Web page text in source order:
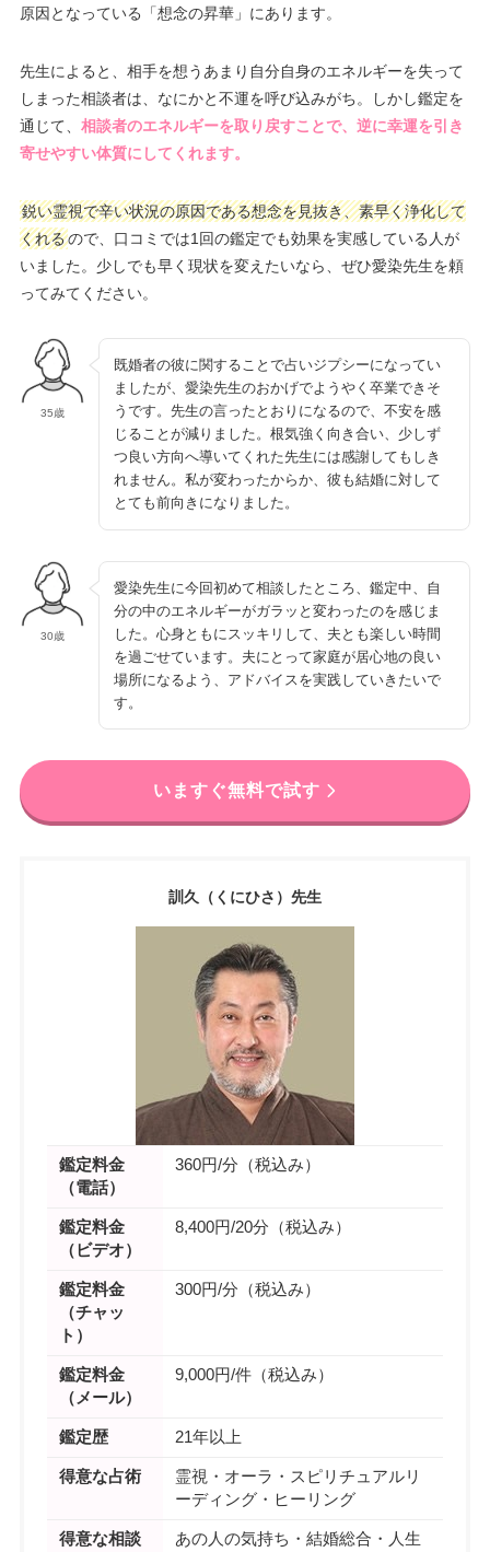
原因となっている「想念の昇華」にあります。
先生によると、相手を想うあまり自分自身のエネルギーを失って
しまった相談者は、なにかと不運を呼び込みがち。しかし鑑定を
通じて、 相談者のエネルギーを取り戻すことで、逆に幸運を引き
寄せやすい体質にしてくれます。
鋭い霊視で辛い状況の原因である想念を見抜き、素早く浄化して
くれるので、口コミでは1回の鑑定でも効果を実感している人が
いました。少しでも早く現状を変えたいなら、ぜひ愛染先生を頼
ってみてください。
35歳
既婚者の彼に関することで占いジプシーになってい
ましたが、愛染先生のおかげでようやく卒業できそ
うです。先生の言ったとおりになるので、不安を感
じることが減りました。根気強く向き合い、少しず
つ良い方向へ導いてくれた先生には感謝してもしき
れません。私が変わったからか、彼も結婚に対して
とても前向きになりました。
30歳
愛染先生に今回初めて相談したところ、鑑定中、自
分の中のエネルギーがガラッと変わったのを感じま
した。心身ともにスッキリして、夫とも楽しい時間
を過ごせています。夫にとって家庭が居心地の良い
場所になるよう、アドバイスを実践していきたいで
す。
いますぐ無料で試す
訓久（くにひさ）先生
鑑定料金
（電話）
360円/分（税込み）
鑑定料金
（ビデオ）
8,400円/20分（税込み）
鑑定料金
（チャッ
ト）
300円/分（税込み）
鑑定料金
（メール）
9,000円/件（税込み）
鑑定歴 21年以上
得意な占術
霊視・オーラ・スピリチュアルリ
ーディング・ヒーリング
得意な相談
あの人の気持ち・結婚総合・人生